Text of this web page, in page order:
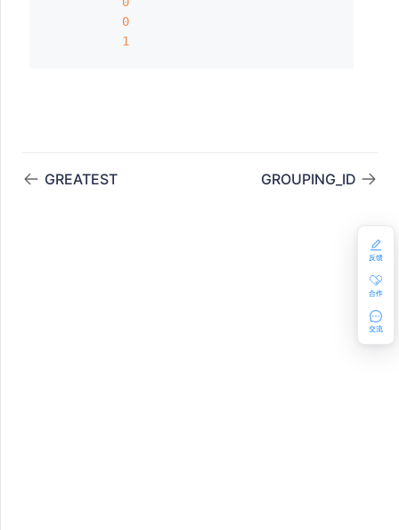
0
1
GREATEST GROUPING_ID
反馈
合作
交流